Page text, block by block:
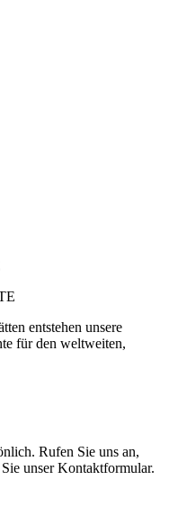
entstehen unsere
für den weltweiten,
Rufen Sie uns an,
unser Kontaktformular.